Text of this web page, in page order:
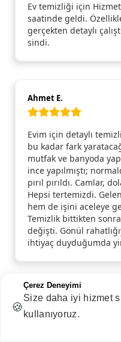
Ev temizliği için
saatinde geldi.
gerçekten detaylı
sindi.
Ahmet E.
Evim için detaylı
bu kadar fark
mutfak ve banyoda
ince yapılmıştı;
pırıl pırıldı. Camlar,
Hepsi tertemizdi.
hem de işini aceleye
Temizlik bittikten
değişti. Gönül
ihtiyaç duyduğumda
Nuriye S.
🍪
Çerez Deneyimi
Size daha iyi hizmet
kullanıyoruz.